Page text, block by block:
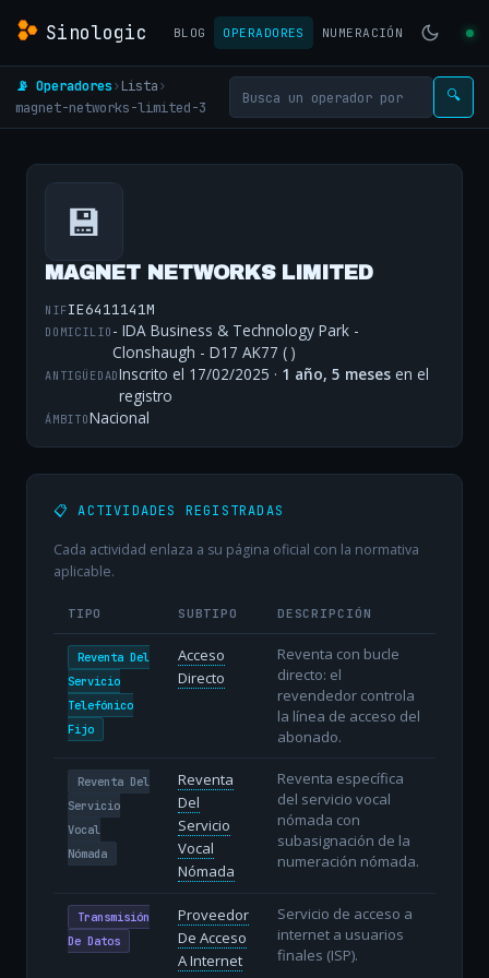
Sinologic BLOG OPERADORES NUMERACIÓN
📡 Operadores› Lista›
magnet-networks-limited-3
🔍
💾
MAGNET NETWORKS LIMITED
NIFIE6411141M
DOMICILIO - IDA Business & Technology Park -
Clonshaugh - D17 AK77 ( )
ANTIGÜEDADInscrito el 17/02/2025 · 1 año, 5 meses en el
registro
ÁMBITONacional
📋 ACTIVIDADES REGISTRADAS
Cada actividad enlaza a su página oficial con la normativa
aplicable.
TIPO SUBTIPO DESCRIPCIÓN
Reventa Del
Servicio
Telefónico
Fijo
Acceso
Directo
Reventa con bucle
directo: el
revendedor controla
la línea de acceso del
abonado.
Reventa Del
Servicio
Vocal
Nómada
Reventa
Del
Servicio
Vocal
Nómada
Reventa específica
del servicio vocal
nómada con
subasignación de la
numeración nómada.
Transmisión
De Datos
Proveedor
De Acceso
A Internet
Servicio de acceso a
internet a usuarios
finales (ISP).